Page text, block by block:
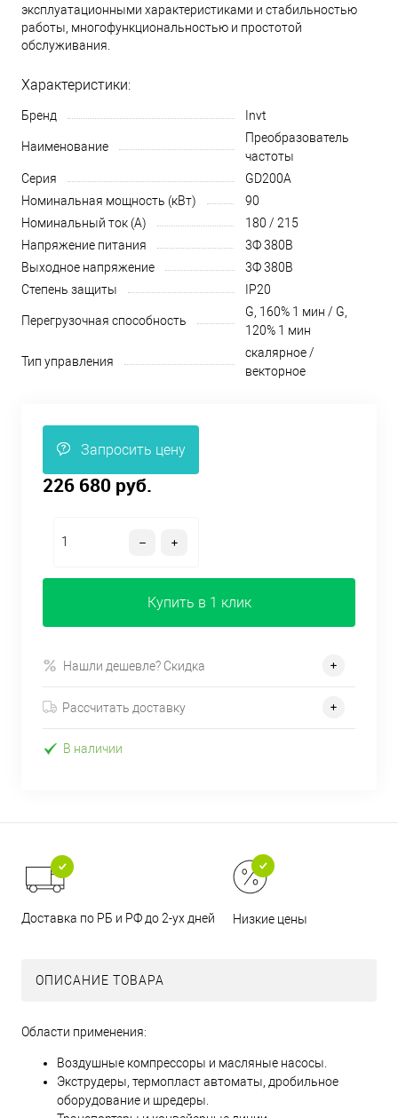
эксплуатационными характеристиками и стабильностью
работы, многофункциональностью и простотой
обслуживания.
Характеристики:
Бренд Invt
Наименование
Преобразователь
частоты
Серия
GD200A
Номинальная мощность (кВт)
90
Номинальный ток (А)
180 / 215
Напряжение питания
3Ф 380В
Выходное напряжение
3Ф 380В
Степень защиты
IP20
Перегрузочная способность
G, 160% 1 мин / G,
120% 1 мин
Тип управления
скалярное /
векторное
Запросить цену
226 680 руб.
Купить в 1 клик
Нашли дешевле? Скидка
Рассчитать доставку
В наличии
Доставка по РБ и РФ до 2-ух дней Низкие цены
ОПИСАНИЕ ТОВАРА
Области применения:
Воздушные компрессоры и масляные насосы.
Экструдеры, термопласт автоматы, дробильное
оборудование и шредеры.